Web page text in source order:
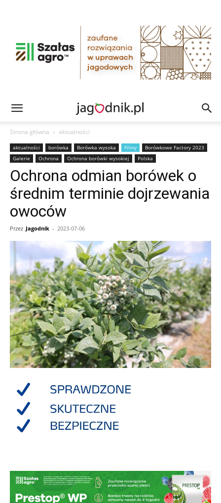
Strona główna aktualności
aktualności borówka Borówka wysoka Filmy
Borówkowe Factory 2023
Galerie
Ochrona Ochrona borówki wysokiej Polska
Ochrona odmian borówek o
średnim terminie dojrzewania
owoców
Przez Jagodnik - 2023-07-06